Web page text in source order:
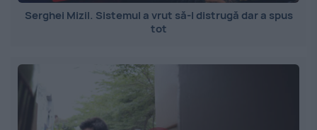
Serghei Mizil. Sistemul a vrut să-l distrugă dar a spus
tot